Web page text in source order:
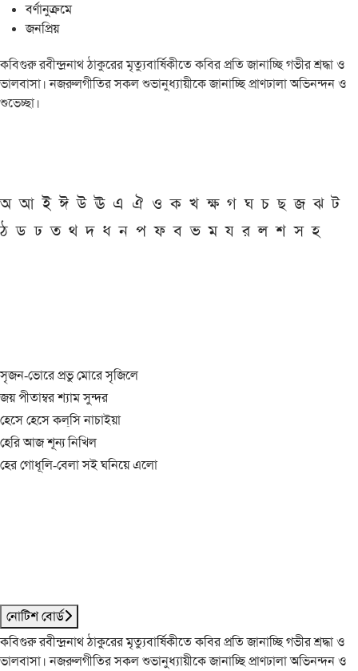
বর্ণানুক্রমে
জনপ্রিয়
কবিগুরু রবীন্দ্রনাথ ঠাকুরের মৃত্যুবার্ষিকীতে কবির প্রতি জানাচ্ছি গভীর শ্রদ্ধা ও
ভালবাসা। নজরুলগীতির সকল শুভানুধ্যায়ীকে জানাচ্ছি প্রাণঢালা অভিনন্দন ও
শুভেচ্ছা।
অ আ ই ঈ উ ঊ এ ঐ ও ক খ ক্ষ গ ঘ চ ছ জ ঝ ট
ঠ ড ঢ ত থ দ ধ ন প ফ ব ভ ম য র ল শ স হ
সৃজন-ভোরে প্রভু মোরে সৃজিলে
জয় পীতাম্বর শ্যাম সুন্দর
হেসে হেসে কল্‌সি নাচাইয়া
হেরি আজ শূন্য নিখিল
হের গোধূলি-বেলা সই ঘনিয়ে এলো
নোটিশ বোর্ড
কবিগুরু রবীন্দ্রনাথ ঠাকুরের মৃত্যুবার্ষিকীতে কবির প্রতি জানাচ্ছি গভীর শ্রদ্ধা ও
ভালবাসা। নজরুলগীতির সকল শুভানুধ্যায়ীকে জানাচ্ছি প্রাণঢালা অভিনন্দন ও